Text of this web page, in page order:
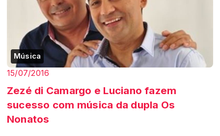
Música
15/07/2016
Zezé di Camargo e Luciano fazem
sucesso com música da dupla Os
Nonatos